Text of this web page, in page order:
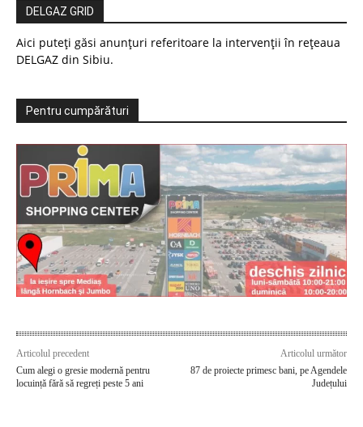
DELGAZ GRID
Aici puteți găsi anunțuri referitoare la intervenții în rețeaua
DELGAZ din Sibiu.
Pentru cumpărături
Articolul precedent
Cum alegi o gresie modernă pentru
locuință fără să regreți peste 5 ani
Articolul următor
87 de proiecte primesc bani, pe Agendele
Județului